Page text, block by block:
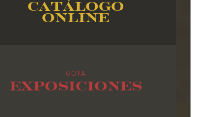
FICHAS ARASAAC
Catálogo
online
GOYA
Exposiciones